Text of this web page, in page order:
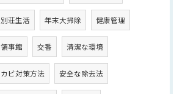
別荘生活 年末大掃除 健康管理
領事館 交番 清潔な環境
カビ対策方法 安全な除去法